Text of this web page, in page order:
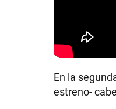
En la
estreno-